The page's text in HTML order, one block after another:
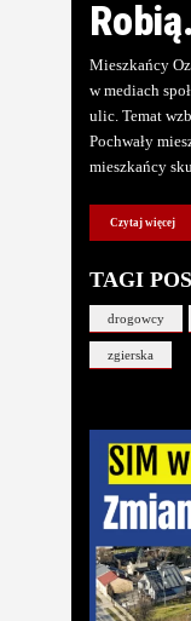
Mieszkańcy
w mediach
ulic. Temat
Pochwały
mieszkańcy
Czytaj więcej
TAGI
drogowcy
zgierska